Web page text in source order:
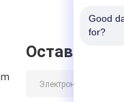
Оставить
Good
for?